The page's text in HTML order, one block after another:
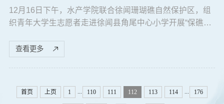
12月16日下午，水产学院联合徐闻珊瑚礁自然保护区，组
织青年大学生志愿者走进徐闻县角尾中心小学开展“保礁护
富多彩的图片、妙趣横生的语言深入浅出的向小学生们讲
述了珊瑚的前世今生与保护利用，紧张刺激的有奖互动和
愿活动，将海洋环保的种子植根在小学生的心中，让小学
生从小养成关心海洋、认识海洋的良好习惯，在...
查看更多
首页 上页 1 ... 110 111 112 113 114 ... 176